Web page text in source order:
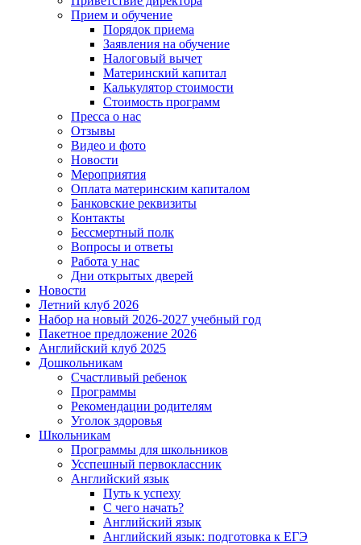
Прием и обучение
Порядок приема
Заявления на обучение
Налоговый вычет
Материнский капитал
Калькулятор стоимости
Стоимость программ
Пресса о нас
Отзывы
Видео и фото
Новости
Мероприятия
Оплата материнским капиталом
Банковские реквизиты
Контакты
Бессмертный полк
Вопросы и ответы
Работа у нас
Дни открытых дверей
Новости
Летний клуб 2026
Набор на новый 2026-2027 учебный год
Пакетное предложение 2026
Английский клуб 2025
Дошкольникам
Счастливый ребенок
Программы
Рекомендации родителям
Уголок здоровья
Школьникам
Программы для школьников
Усспешный первоклассник
Английский язык
Путь к успеху
С чего начать?
Английский язык
Английский язык: подготовка к ЕГЭ